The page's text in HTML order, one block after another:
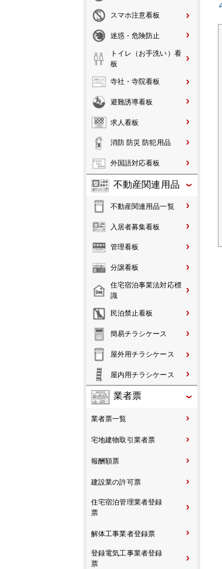
スマホ注意看板
迷惑・危険防止
トイレ（お手洗い）看
板
寺社・寺院看板
避難誘導看板
求人看板
消防 防災 防犯用品
外国語対応看板
不動産関連用品
不動産関連用品一覧
入居者募集看板
管理看板
分譲看板
住宅宿泊事業法対応標
識
民泊禁止看板
簡易チラシケース
屋外用チラシケース
屋内用チラシケース
業者票
業者票一覧
宅地建物取引業者票
報酬額票
建設業の許可票
住宅宿泊管理業者登録
票
解体工事業者登録票
登録電気工事業者登録
票